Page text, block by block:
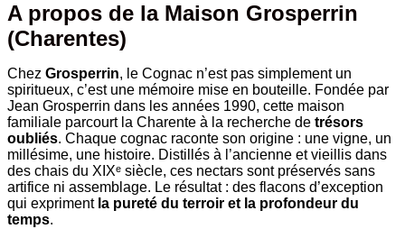
A propos de la Maison Grosperrin
(Charentes)
Chez Grosperrin, le Cognac n’est pas simplement un
spiritueux, c’est une mémoire mise en bouteille. Fondée par
Jean Grosperrin dans les années 1990, cette maison
familiale parcourt la Charente à la recherche de trésors
oubliés. Chaque cognac raconte son origine : une vigne, un
millésime, une histoire. Distillés à l’ancienne et vieillis dans
des chais du XIXᵉ siècle, ces nectars sont préservés sans
artifice ni assemblage. Le résultat : des flacons d’exception
qui expriment la pureté du terroir et la profondeur du
temps.